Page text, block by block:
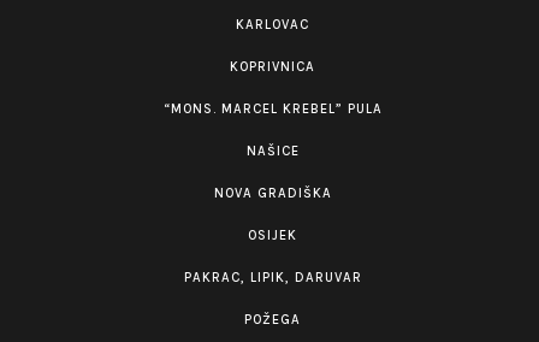
KARLOVAC
KOPRIVNICA
“MONS. MARCEL KREBEL” PULA
NAŠICE
NOVA GRADIŠKA
OSIJEK
PAKRAC, LIPIK, DARUVAR
POŽEGA